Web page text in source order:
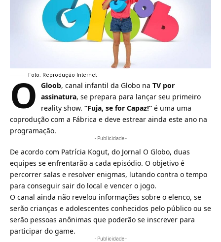
Foto: Reprodução Internet
O Gloob, canal infantil da Globo na TV por
assinatura, se prepara para lançar seu primeiro
reality show. “Fuja, se for Capaz!” é uma uma
coprodução com a Fábrica e deve estrear ainda este ano na
programação.
- Publicidade -
De acordo com Patrícia Kogut, do Jornal O Globo, duas
equipes se enfrentarão a cada episódio. O objetivo é
percorrer salas e resolver enigmas, lutando contra o tempo
para conseguir sair do local e vencer o jogo.
O canal ainda não revelou informações sobre o elenco, se
serão crianças e adolescentes conhecidos pelo público ou se
serão pessoas anônimas que poderão se inscrever para
participar do game.
- Publicidade -